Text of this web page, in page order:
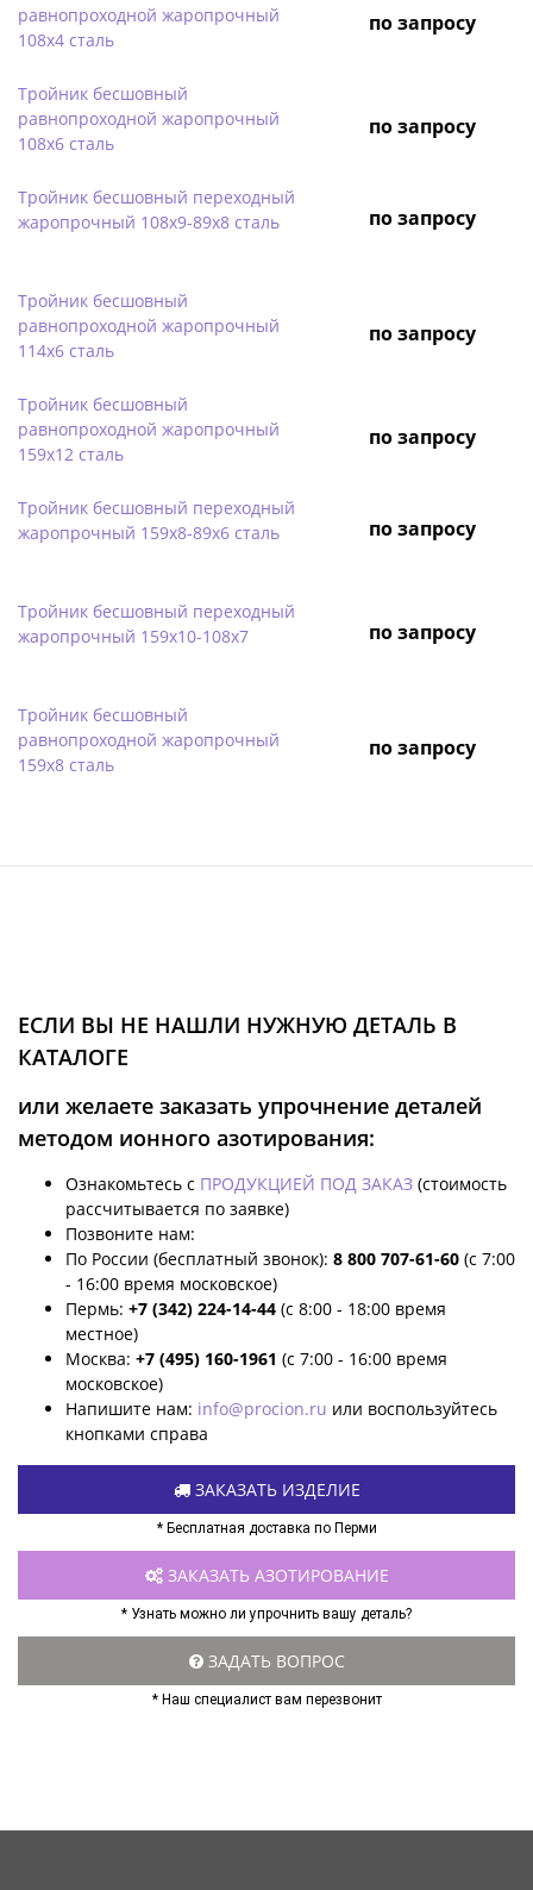
равнопроходной жаропрочный
108х4 сталь
по запросу
Тройник бесшовный
равнопроходной жаропрочный
108х6 сталь
по запросу
Тройник бесшовный переходный
жаропрочный 108х9-89х8 сталь
по запросу
Тройник бесшовный
равнопроходной жаропрочный
114х6 сталь
по запросу
Тройник бесшовный
равнопроходной жаропрочный
159х12 сталь
по запросу
Тройник бесшовный переходный
жаропрочный 159х8-89х6 сталь
по запросу
Тройник бесшовный переходный
жаропрочный 159х10-108х7
по запросу
Тройник бесшовный
равнопроходной жаропрочный
159х8 сталь
по запросу
ЕСЛИ ВЫ НЕ НАШЛИ НУЖНУЮ ДЕТАЛЬ В
КАТАЛОГЕ
или желаете заказать упрочнение деталей
методом ионного азотирования:
Ознакомьтесь с ПРОДУКЦИЕЙ ПОД ЗАКАЗ (стоимость
рассчитывается по заявке)
Позвоните нам:
По России (бесплатный звонок): 8 800 707-61-60 (с 7:00
- 16:00 время московское)
Пермь: +7 (342) 224-14-44 (с 8:00 - 18:00 время
местное)
Москва: +7 (495) 160-1961 (с 7:00 - 16:00 время
московское)
Напишите нам: info@procion.ru или воспользуйтесь
кнопками справа
ЗАКАЗАТЬ ИЗДЕЛИЕ
* Бесплатная доставка по Перми
ЗАКАЗАТЬ АЗОТИРОВАНИЕ
* Узнать можно ли упрочнить вашу деталь?
ЗАДАТЬ ВОПРОС
* Наш специалист вам перезвонит